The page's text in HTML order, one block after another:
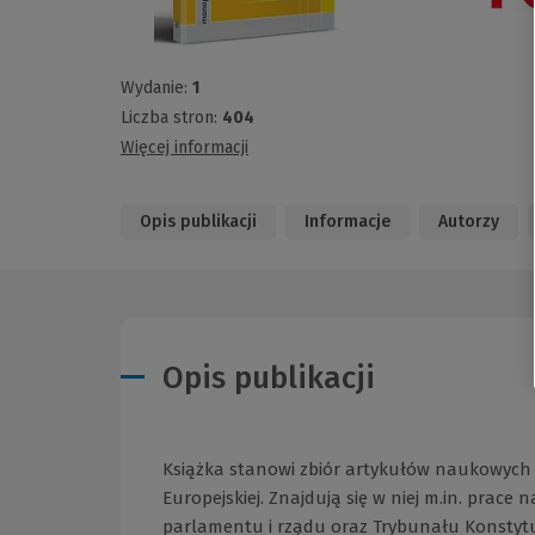
Wydanie: 1
Liczba stron: 404
Więcej informacji
Opis publikacji Informacje Autorzy
Opis publikacji
Książka stanowi zbiór artykułów
Europejskiej. Znajdują się w niej m.in. prace
parlamentu i rządu oraz Trybunału